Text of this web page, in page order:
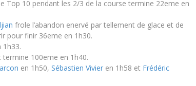
Top 10 pendant les 2/3 de la course termine 22eme en
frole l’abandon enervé par tellement de glace et de
pour finir 36eme en 1h30.
1h33.
100eme en 1h40.
en 1h50, Sébastien Vivier en 1h58 et Frédéric